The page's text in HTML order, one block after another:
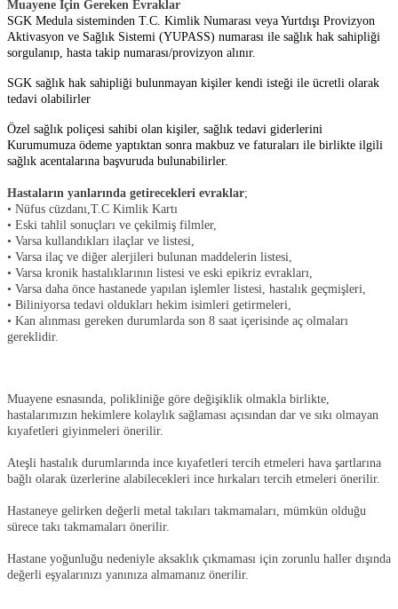
Muayene İçin Gereken Evraklar
SGK Medula sisteminden T.C. Kimlik Numarası veya Yurtdışı Provizyon
Aktivasyon ve Sağlık Sistemi (YUPASS) numarası ile sağlık hak sahipliği
sorgulanıp, hasta takip numarası/provizyon alınır.
SGK sağlık hak sahipliği bulunmayan kişiler kendi isteği ile ücretli olarak
tedavi olabilirler
Özel sağlık poliçesi sahibi olan kişiler, sağlık tedavi giderlerini
Kurumumuza ödeme yaptıktan sonra makbuz ve faturaları ile birlikte ilgili
sağlık acentalarına başvuruda bulunabilirler.
Hastaların yanlarında getirecekleri evraklar;
• Nüfus cüzdanı,T.C Kimlik Kartı
• Eski tahlil sonuçları ve çekilmiş filmler,
• Varsa kullandıkları ilaçlar ve listesi,
• Varsa ilaç ve diğer alerjileri bulunan maddelerin listesi,
• Varsa kronik hastalıklarının listesi ve eski epikriz evrakları,
• Varsa daha önce hastanede yapılan işlemler listesi, hastalık geçmişleri,
• Biliniyorsa tedavi oldukları hekim isimleri getirmeleri,
• Kan alınması gereken durumlarda son 8 saat içerisinde aç olmaları
gereklidir.
Muayene esnasında, polikliniğe göre değişiklik olmakla birlikte,
hastalarımızın hekimlere kolaylık sağlaması açısından dar ve sıkı olmayan
kıyafetleri giyinmeleri önerilir.
Ateşli hastalık durumlarında ince kıyafetleri tercih etmeleri hava şartlarına
bağlı olarak üzerlerine alabilecekleri ince hırkaları tercih etmeleri önerilir.
Hastaneye gelirken değerli metal takıları takmamaları, mümkün olduğu
sürece takı takmamaları önerilir.
Hastane yoğunluğu nedeniyle aksaklık çıkmaması için zorunlu haller dışında
değerli eşyalarınızı yanınıza almamanız önerilir.